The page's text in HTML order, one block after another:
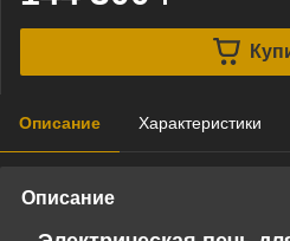
Описание Характеристики
Описание